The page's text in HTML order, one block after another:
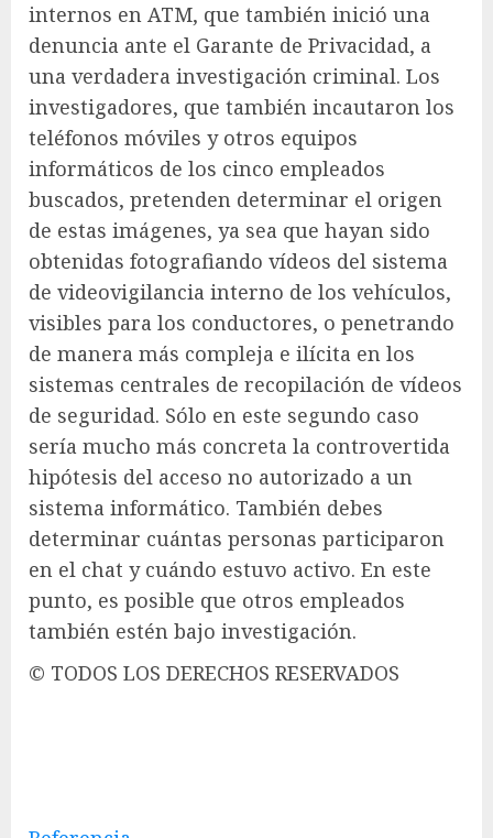
internos en ATM, que también inició una
denuncia ante el Garante de Privacidad, a
una verdadera investigación criminal. Los
investigadores, que también incautaron los
teléfonos móviles y otros equipos
informáticos de los cinco empleados
buscados, pretenden determinar el origen
de estas imágenes, ya sea que hayan sido
obtenidas fotografiando vídeos del sistema
de videovigilancia interno de los vehículos,
visibles para los conductores, o penetrando
de manera más compleja e ilícita en los
sistemas centrales de recopilación de vídeos
de seguridad. Sólo en este segundo caso
sería mucho más concreta la controvertida
hipótesis del acceso no autorizado a un
sistema informático. También debes
determinar cuántas personas participaron
en el chat y cuándo estuvo activo. En este
punto, es posible que otros empleados
también estén bajo investigación.
© TODOS LOS DERECHOS RESERVADOS